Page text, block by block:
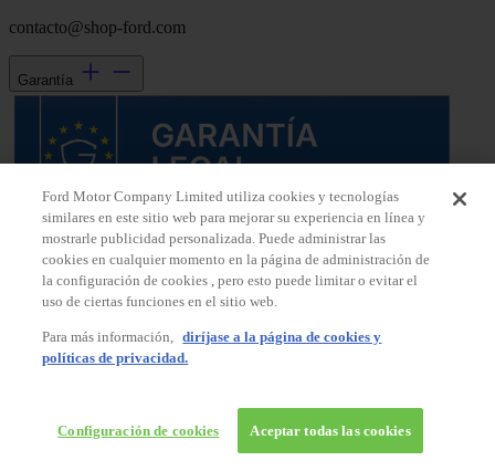
contacto@shop-ford.com
Garantía
Ford Motor Company Limited utiliza cookies y tecnologías
similares en este sitio web para mejorar su experiencia en línea y
mostrarle publicidad personalizada. Puede administrar las
cookies en cualquier momento en la página de administración de
la configuración de cookies , pero esto puede limitar o evitar el
uso de ciertas funciones en el sitio web.
Para más información, diríjase a la página de cookies y
políticas de privacidad.
Configuración de cookies Aceptar todas las cookies